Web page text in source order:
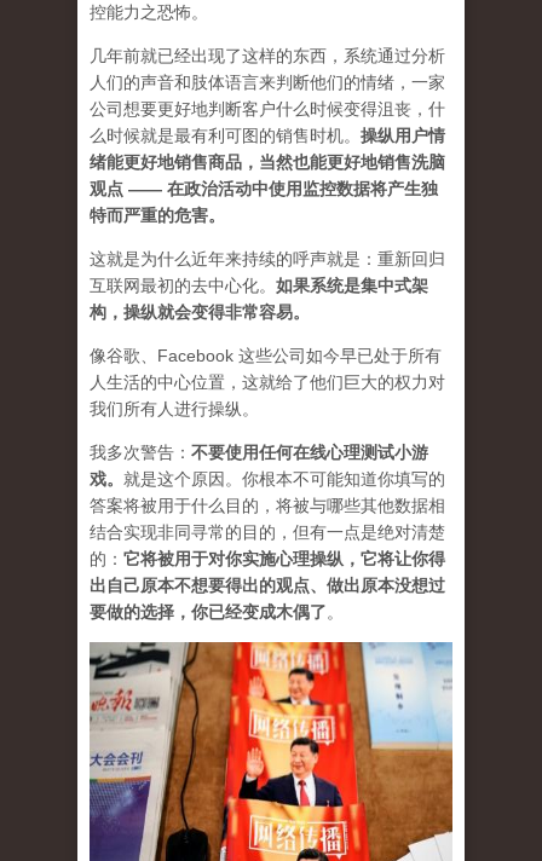
控能力之恐怖。
几年前就已经出现了这样的东西，系统通过分析
人们的声音和肢体语言来判断他们的情绪，一家
公司想要更好地判断客户什么时候变得沮丧，什
么时候就是最有利可图的销售时机。 操纵用户情
绪能更好地销售商品，当然也能更好地销售洗脑
观点 —— 在政治活动中使用监控数据将产生独
特而严重的危害。
这就是为什么近年来持续的呼声就是：重新回归
互联网最初的去中心化。 如果系统是集中式架
构，操纵就会变得非常容易。
像谷歌、Facebook 这些公司如今早已处于所有
人生活的中心位置，这就给了他们巨大的权力对
我们所有人进行操纵。
我多次警告： 不要使用任何在线心理测试小游
戏。 就是这个原因。你根本不可能知道你填写的
答案将被用于什么目的，将被与哪些其他数据相
结合实现非同寻常的目的，但有一点是绝对清楚
的： 它将被用于对你实施心理操纵，它将让你得
出自己原本不想要得出的观点、做出原本没想过
要做的选择，你已经变成木偶了。